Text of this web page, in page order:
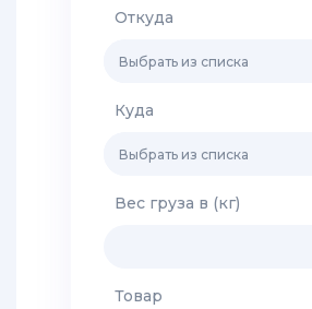
Хабаровск
Грузоперевозки
Откуда
Выбрать из списка
Куда
Выбрать из списка
Вес груза в (кг)
Товар